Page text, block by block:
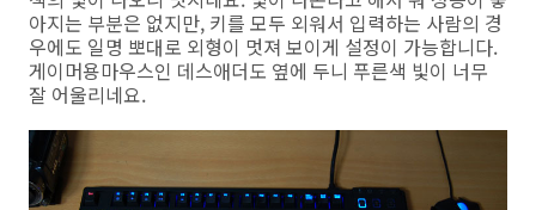
아지는 부분은 없지만, 키를 모두 외워서 입력하는 사람의 경
우에도 일명 뽀대로 외형이 멋져 보이게 설정이 가능합니다.
게이머용마우스인 데스애더도 옆에 두니 푸른색 빛이 너무
잘 어울리네요.